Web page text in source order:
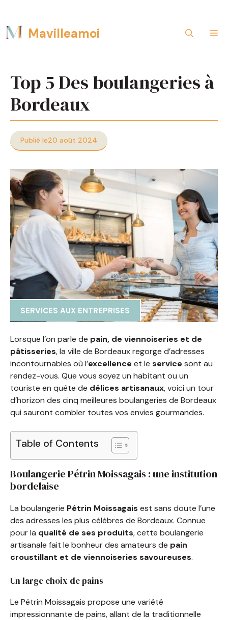
au
Mavilleamoi
Top 5 Des boulangeries à
Bordeaux
Publié le20 août 2024
SERVICES AUX ENTREPRISES
Lorsque l’on parle de pain, de viennoiseries et de
pâtisseries, la ville de Bordeaux regorge d’adresses
incontournables où l’excellence et le service sont au
rendez-vous. Que vous soyez un habitant ou un
touriste en quête de délices artisanaux, voici un tour
d’horizon des cinq meilleures boulangeries de Bordeaux
qui sauront combler toutes vos envies gourmandes.
Table of Contents
Boulangerie Pétrin Moissagais : une institution
bordelaise
La boulangerie Pétrin Moissagais est sans doute l’une
des adresses les plus célèbres de Bordeaux. Connue
pour la qualité de ses produits, cette boulangerie
artisanale fait le bonheur des amateurs de pain
croustillant et de viennoiseries savoureuses.
Un large choix de pains
Le Pétrin Moissagais propose une variété
impressionnante de pains, allant de la traditionnelle